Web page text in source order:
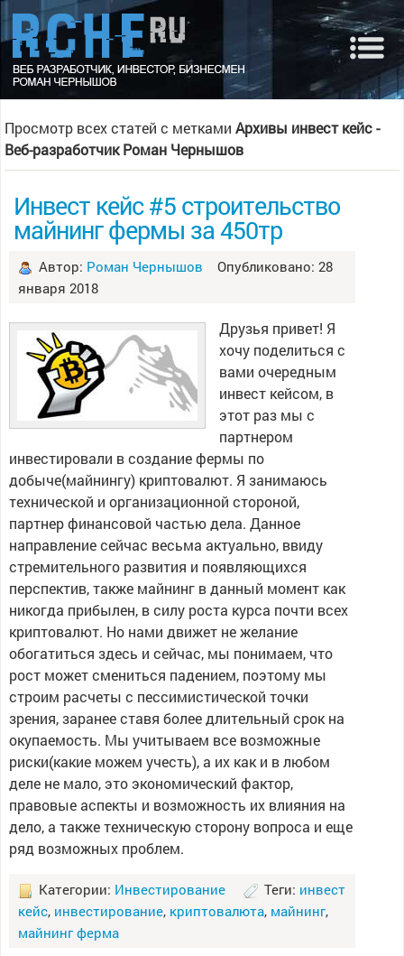
Просмотр всех статей с меткамиАрхивы инвест кейс -
Веб-разработчик Роман Чернышов
Инвест кейс #5 строительство
майнинг фермы за 450тр
Автор: Роман Чернышов Опубликовано: 28
января 2018
Друзья привет! Я
хочу поделиться с
вами очередным
инвест кейсом, в
этот раз мы с
партнером
инвестировали в создание фермы по
добыче(майнингу) криптовалют. Я занимаюсь
технической и организационной стороной,
партнер финансовой частью дела. Данное
направление сейчас весьма актуально, ввиду
стремительного развития и появляющихся
перспектив, также майнинг в данный момент как
никогда прибылен, в силу роста курса почти всех
криптовалют. Но нами движет не желание
обогатиться здесь и сейчас, мы понимаем, что
рост может смениться падением, поэтому мы
строим расчеты с пессимистической точки
зрения, заранее ставя более длительный срок на
окупаемость. Мы учитываем все возможные
риски(какие можем учесть), а их как и в любом
деле не мало, это экономический фактор,
правовые аспекты и возможность их влияния на
дело, а также техническую сторону вопроса и еще
ряд возможных проблем.
Категории: Инвестирование Теги: инвест
кейс, инвестирование, криптовалюта, майнинг,
майнинг ферма